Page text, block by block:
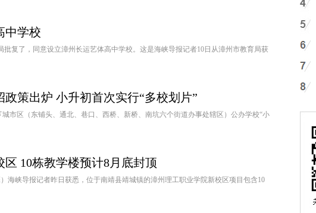
中学校
批复了，同意设立漳州长运艺体高中学校。这是海峡导报记者10日从漳州市教育局获
策出炉 小升初首次实行“多校划片”
市区（东铺头、通北、巷口、西桥、新桥、南坑六个街道办事处辖区）公办学校“小
10栋教学楼预计8月底封顶
海峡导报记者昨日获悉，位于南靖县靖城镇的漳州理工职业学院新校区项目包含10